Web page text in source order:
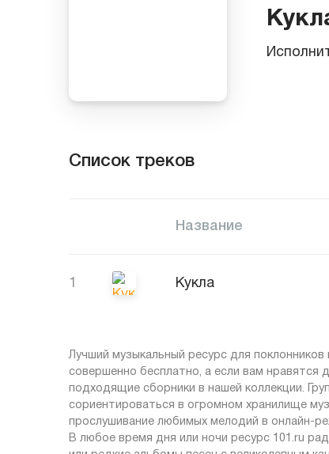
Список треков
Название
1 Кукла
Лучший музыкальный ресурс для
совершенно бесплатно, а если вам нравятся
подходящие сборники в нашей коллекции.
сориентироваться в огромном хранилище
прослушивание любимых мелодий в онлайн-
В любое время дня или ночи ресурс 101.ru